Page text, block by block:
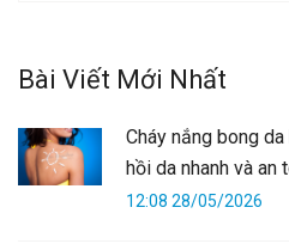
Bài Viết Mới Nhất
Cháy nắng bong
hồi da nhanh và an
12:08 28/05/2026